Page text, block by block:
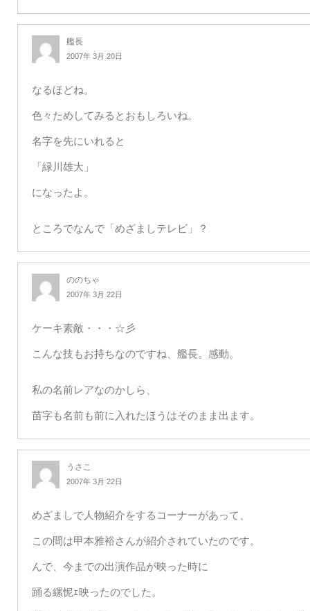
艦長
2007年 3月 20日
なるほどね。
色々ためしてみるとおもしろいね。
名字を先にいれると
「緑川雄大」
になったよ。
ところでなんで「めざましテレビ」？
ののちゃ
2007年 3月 22日
ケーキ素敵・・・☆彡
こんな技もお持ちなのですね、艦長。感動。
私の名前レアなのかしら、
苗字も名前も前に入れたほうはそのまま出ます。
うさこ
2007年 3月 22日
めざましで人物紹介をするコーナーがあって、
この間は甲本雅裕さんが紹介されていたのです。
んで、今までの出演作品が映った時に
踊る縲怩ｪ映ったのでした。